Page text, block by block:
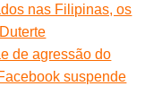
nas Filipinas, os
de agressão do
suspende